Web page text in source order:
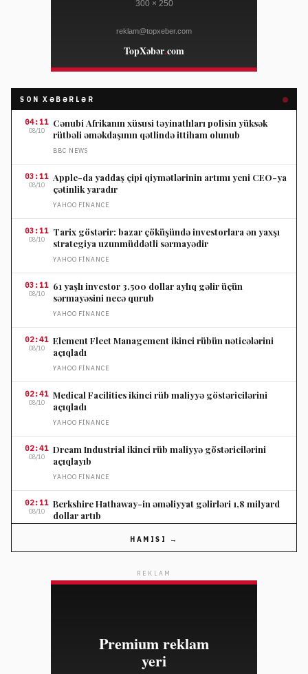
SON XƏBƏRLƏR
04:11
08/10
Cənubi Afrikanın xüsusi təyinatlıları polisin yüksək
rütbəli əməkdaşının qətlində ittiham olunub
BBC NEWS
03:11
08/10
Apple-da yaddaş çipi qiymətlərinin artımı yeni CEO-ya
çətinlik yaradır
YAHOO FINANCE
03:11
08/10
Tarix göstərir: bazar çöküşündə investorlara ən yaxşı
strategiya uzunmüddətli sərmayədir
YAHOO FINANCE
03:11
08/10
61 yaşlı investor 3.500 dollar aylıq gəlir üçün
sərmayəsini necə qurub
YAHOO FINANCE
02:41
08/10
Element Fleet Management ikinci rübün nəticələrini
açıqladı
YAHOO FINANCE
02:41
08/10
Medical Facilities ikinci rüb maliyyə göstəricilərini
açıqladı
YAHOO FINANCE
02:41
08/10
Dream Industrial ikinci rüb maliyyə göstəricilərini
açıqlayıb
YAHOO FINANCE
02:11
08/10
Berkshire Hathaway-in əməliyyat gəlirləri 1,8 milyard
dollar artıb
YAHOO FINANCE
YAHOO FINANCE
IRA yığanların ən çox etdiyi 3 səhv və həlli yolları
HAMISI →
REKLAM